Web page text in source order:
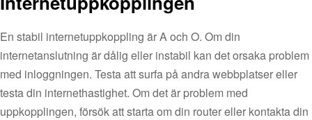
En stabil internetuppkoppling är A och O. Om din
internetanslutning är dålig eller instabil kan det orsaka problem
med inloggningen. Testa att surfa på andra webbplatser eller
testa din internethastighet. Om det är problem med
uppkopplingen, försök att starta om din router eller kontakta din